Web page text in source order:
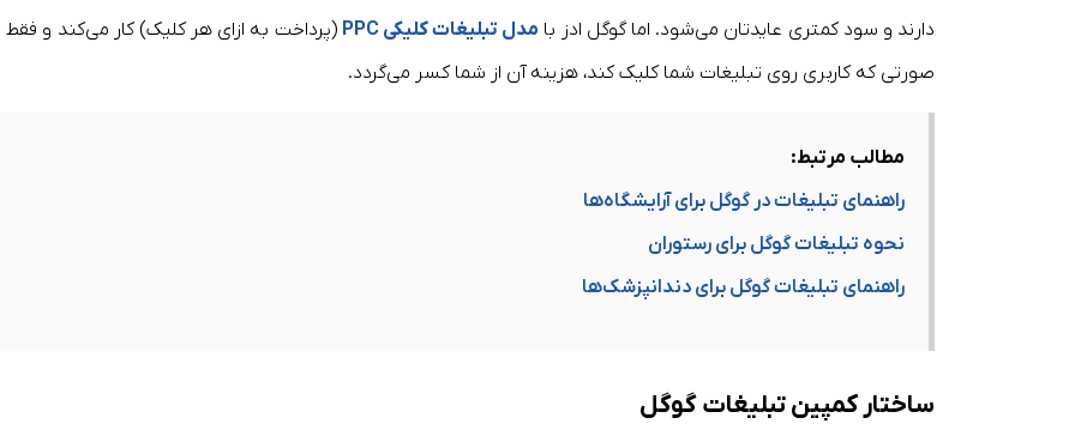
دارند و سود کمتری عایدتان می‌شود. اما گوگل ادز با مدل تبلیغات کلیکی PPC (پرداخت به ازای هر کلیک) کار می‌کند و فقط
صورتی که کاربری روی تبلیغات شما کلیک کند، هزینه آن از شما کسر می‌گردد.
مطالب مرتبط:
راهنمای تبلیغات در گوگل برای آرایشگاه‌ها
نحوه تبلیغات گوگل برای رستوران‌‌‌‌
راهنمای تبلیغات گوگل برای دندانپزشک‌ها
ساختار کمپین تبلیغات گوگل